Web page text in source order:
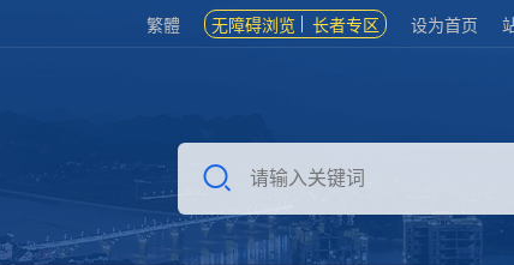
繁體 无障碍浏览 长者专区 设为首页